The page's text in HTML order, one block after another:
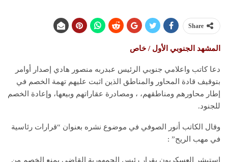
Share
المشهد الجنوبي الأول / خاص
دعا كاتب واعلامي جنوبي الرئيس عبدربه منصور هادي إصدار أوامر
بتوقيف قادة المحاور والمناطق الذين اثبت عليهم تهمة الخصم في
إطار محاورهم ومناطقهم، ، ومصادرة عقاراتهم وبيعها، وإعادة الخصم
للجنود.
وقال الكاتب أنور الصوفي في موضوع نشره بعنوان “قرارات رئاسية
في مهب الريح” :
استبشر العسكريون بقرار رئيس الجمهورية القاضي بمنع الخصم من